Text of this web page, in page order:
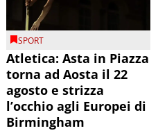
SPORT
Atletica: Asta in Piazza
torna ad Aosta il 22
agosto e strizza
l’occhio agli Europei di
Birmingham